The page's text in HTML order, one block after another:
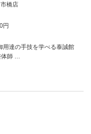
橋店
円
用達の手技を学べる泰誠館
師 …